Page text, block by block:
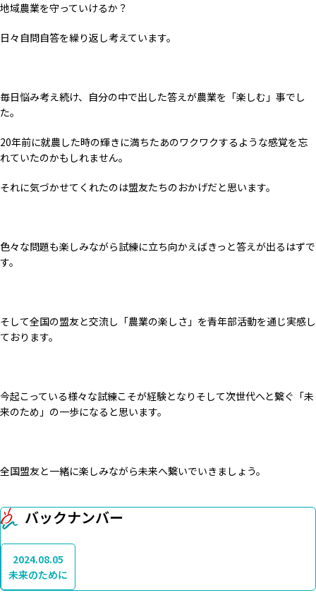
地域農業を守っていけるか？
日々自問自答を繰り返し考えています。
毎日悩み考え続け、自分の中で出した答えが農業を「楽しむ」事でし
た。
20年前に就農した時の輝きに満ちたあのワクワクするような感覚を忘
れていたのかもしれません。
それに気づかせてくれたのは盟友たちのおかげだと思います。
色々な問題も楽しみながら試練に立ち向かえばきっと答えが出るはずで
す。
そして全国の盟友と交流し「農業の楽しさ」を青年部活動を通じ実感し
ております。
今起こっている様々な試練こそが経験となりそして次世代へと繋ぐ「未
来のため」の一歩になると思います。
全国盟友と一緒に楽しみながら未来へ繋いでいきましょう。
バックナンバー
2024.08.05
未来のために